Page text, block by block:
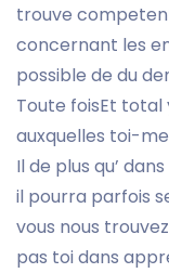
trouve
concernant les
possible de du
Toute foisEt
auxquelles toi-
Il de plus qu’
il pourra parfois
vous nous
pas toi dans